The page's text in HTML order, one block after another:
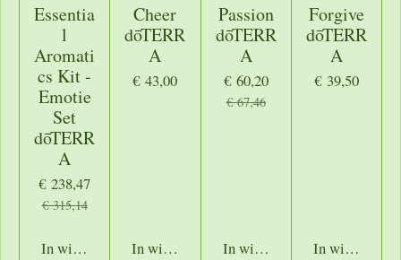
Essentia
l
Aromati
cs Kit -
Emotie
Set
dōTERR
A
€ 238,47
€ 315,14
In winkelwagen
Cheer
dōTERR
A
€ 43,00
In winkelwagen
Passion
dōTERR
A
€ 60,20
€ 67,46
In winkelwagen
Forgive
dōTERR
A
€ 39,50
In